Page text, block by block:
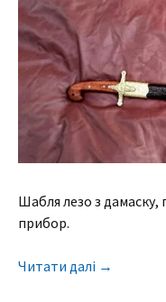
Шабля лезо з дамаску,
прибор.
Читати далі →